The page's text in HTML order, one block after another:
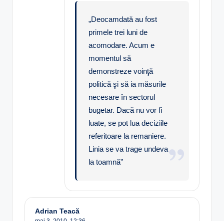
„Deocamdată au fost
primele trei luni de
acomodare. Acum e
momentul să
demonstreze voinţă
politică şi să ia măsurile
necesare în sectorul
bugetar. Dacă nu vor fi
luate, se pot lua deciziile
referitoare la remaniere.
Linia se va trage undeva
la toamnă”
Adrian Teacă